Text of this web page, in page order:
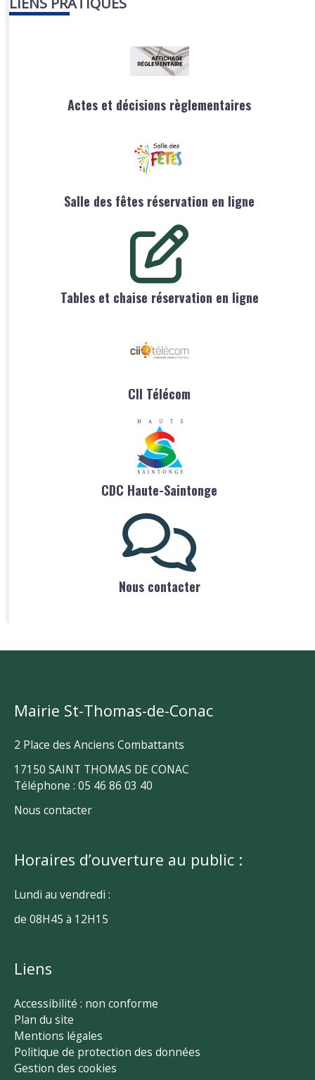
Actes et décisions règlementaires
Salle des fêtes réservation en ligne
Tables et chaise réservation en ligne
CII Télécom
CDC Haute-Saintonge
Nous contacter
Mairie St-Thomas-de-Conac
2 Place des Anciens Combattants
17150 SAINT THOMAS DE CONAC
Téléphone : 05 46 86 03 40
Nous contacter
Horaires d’ouverture au public :
Lundi au vendredi :
de 08H45 à 12H15
Liens
Accessibilité : non conforme
Plan du site
Mentions légales
Politique de protection des données
Gestion des cookies